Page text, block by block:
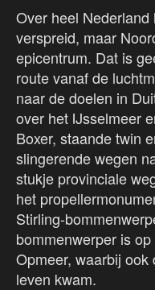
Over heel
verspreid, maar
epicentrum. Dat is
route vanaf de
naar de doelen in
over het IJsselmeer
Boxer, staande twin
slingerende wegen
stukje provinciale
het
Stirling-
bommenwerper is
Opmeer, waarbij
leven kwam.